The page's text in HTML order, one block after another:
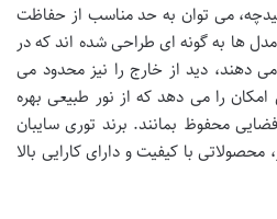
می توان به حد مناسب از حفاظت
ها به گونه ای طراحی شده اند که در
دهند، دید از خارج را نیز محدود می
امکان را می دهد که از نور طبیعی بهره
محفوظ بمانند. برند توری سایبان
با کیفیت و دارای کارایی بالا